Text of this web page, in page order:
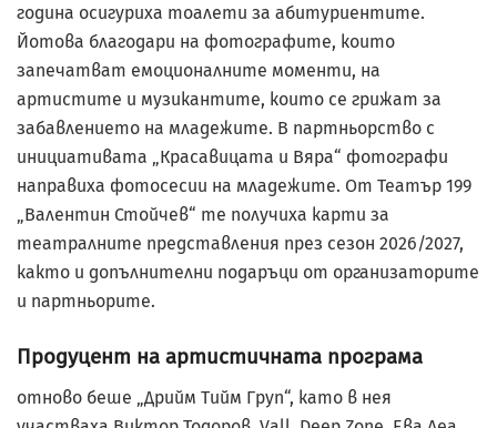
година осигуриха тоалети за абитуриентите.
Йотова благодари на фотографите, които
запечатват емоционалните моменти, на
артистите и музикантите, които се грижат за
забавлението на младежите. В партньорство с
инициативата „Красавицата и Вяра“ фотографи
направиха фотосесии на младежите. От Театър 199
„Валентин Стойчев“ те получиха карти за
театралните представления през сезон 2026/2027,
както и допълнителни подаръци от организаторите
и партньорите.
Продуцент на артистичната програма
отново беше „Дрийм Тийм Груп“, като в нея